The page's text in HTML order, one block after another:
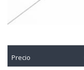
Precio